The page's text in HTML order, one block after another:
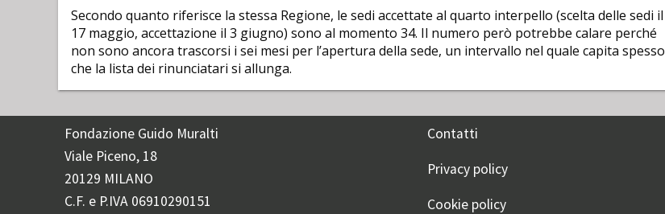
Secondo quanto riferisce la stessa Regione, le sedi accettate al quarto interpello (scelta delle sedi il
17 maggio, accettazione il 3 giugno) sono al momento 34. Il numero però potrebbe calare perché
non sono ancora trascorsi i sei mesi per l’apertura della sede, un intervallo nel quale capita spesso
che la lista dei rinunciatari si allunga.
Fondazione Guido Muralti
Viale Piceno, 18
20129 MILANO
C.F. e P.IVA 06910290151
Contatti
Privacy policy
Cookie policy